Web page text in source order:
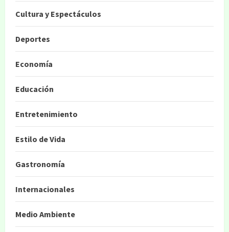
Cultura y Espectáculos
Deportes
Economía
Educación
Entretenimiento
Estilo de Vida
Gastronomía
Internacionales
Medio Ambiente